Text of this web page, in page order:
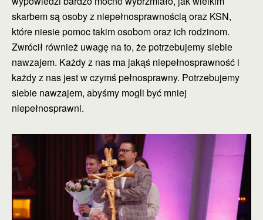
skarbem są osoby z niepełnosprawnością oraz KSN,
które niesie pomoc takim osobom oraz ich rodzinom.
Zwrócił również uwagę na to, że potrzebujemy siebie
nawzajem. Każdy z nas ma jakąś niepełnosprawność i
każdy z nas jest w czymś pełnosprawny. Potrzebujemy
siebie nawzajem, abyśmy mogli być mniej
niepełnosprawni.